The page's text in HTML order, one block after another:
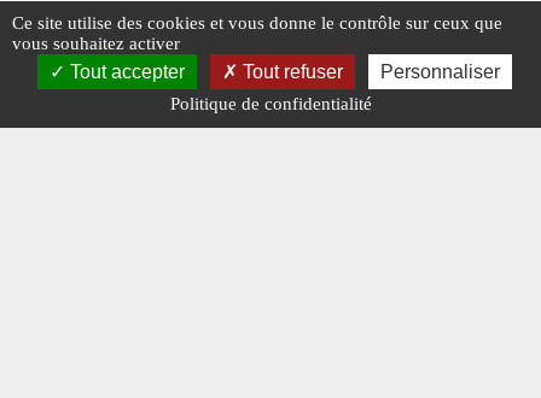
#CHILI #COLOMBIE #CRIME ORGANISÉ
#ÉQUATEUR #ÉTATS-UNIS #PÉROU #VENEZUELA
#N°454
Ce site utilise des cookies et vous donne le contrôle sur ceux que
vous souhaitez activer
Tout accepter Tout refuser Personnaliser
Politique de confidentialité